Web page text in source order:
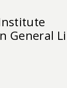
General